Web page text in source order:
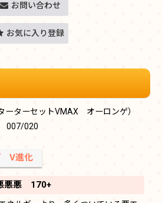
お問い合わせ
お気に入り登録
ーターセットVMAX オーロンゲ）
007/020
V進化
悪悪 170+